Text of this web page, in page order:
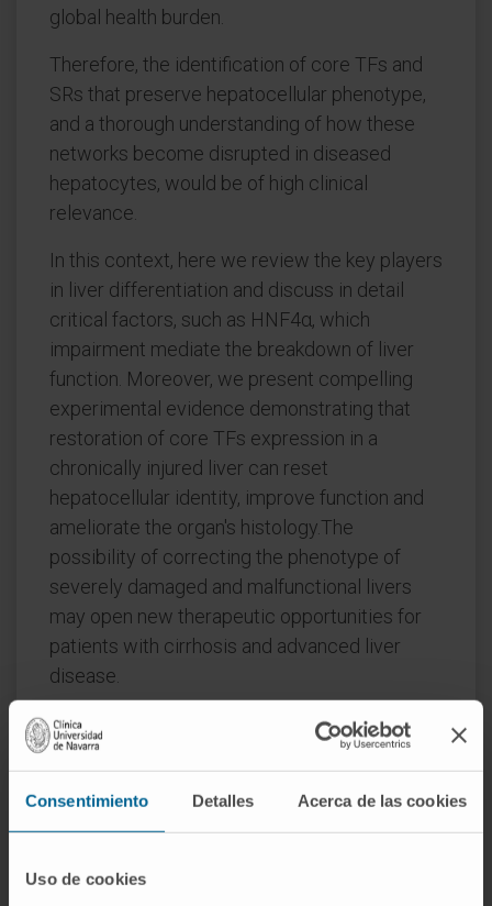
Consentimiento Detalles Acerca de las cookies
Uso de cookies
global health burden.
Therefore, the identification of core TFs and
SRs that preserve hepatocellular phenotype,
and a thorough understanding of how these
networks become disrupted in diseased
hepatocytes, would be of high clinical
relevance.
In this context, here we review the key players
in liver differentiation and discuss in detail
critical factors, such as HNF4α, which
impairment mediate the breakdown of liver
function. Moreover, we present compelling
experimental evidence demonstrating that
restoration of core TFs expression in a
chronically injured liver can reset
hepatocellular identity, improve function and
ameliorate the organ's histology.The
possibility of correcting the phenotype of
severely damaged and malfunctional livers
may open new therapeutic opportunities for
patients with cirrhosis and advanced liver
disease.
CITA DEL ARTÍCULO
J Hepatol. 2023
Feb;78(2):401-414. doi:
VER PUBLICACIÓN EN PUBMED